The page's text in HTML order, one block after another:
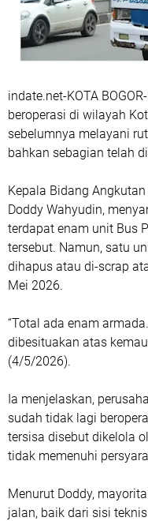
indate.net-KOTA
beroperasi di wilayah
sebelumnya melayani
bahkan sebagian telah
Kepala Bidang
Doddy Wahyudin,
terdapat enam unit Bus
tersebut. Namun, satu
dihapus atau di-scrap
Mei 2026.
“Total ada enam
dibesituakan atas
(4/5/2026).
Ia menjelaskan,
sudah tidak lagi
tersisa disebut dikelola
tidak memenuhi
Menurut Doddy,
jalan, baik dari sisi